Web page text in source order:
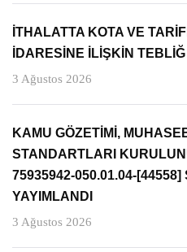
İTHALATTA KOTA VE
İDARESİNE İLİŞKİN
3 Ağustos 2026
KAMU GÖZETİMİ,
STANDARTLARI
75935942-050.01.04-[44558]
YAYIMLANDI
3 Ağustos 2026